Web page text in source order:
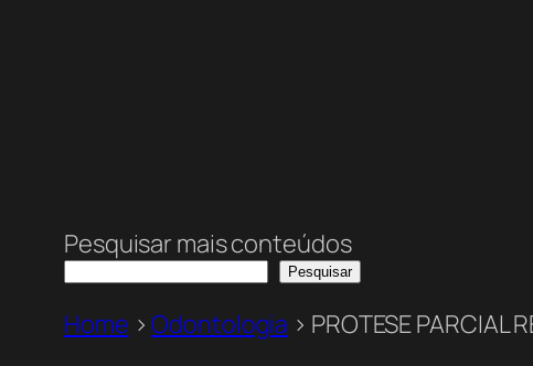
Pesquisar mais conteúdos
Pesquisar
Home >Odontologia > PROTESE PARCIAL